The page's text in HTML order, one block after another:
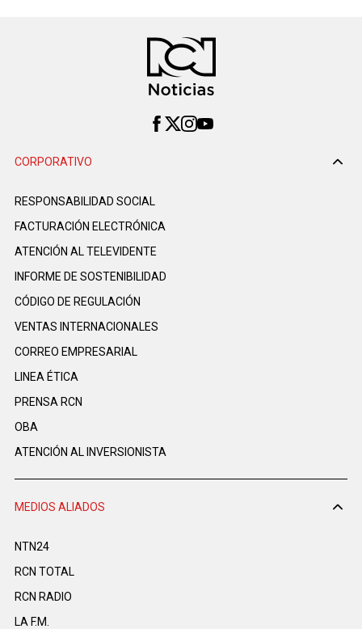
CORPORATIVO
RESPONSABILIDAD SOCIAL
FACTURACIÓN ELECTRÓNICA
ATENCIÓN AL TELEVIDENTE
INFORME DE SOSTENIBILIDAD
CÓDIGO DE REGULACIÓN
VENTAS INTERNACIONALES
CORREO EMPRESARIAL
LINEA ÉTICA
PRENSA RCN
OBA
ATENCIÓN AL INVERSIONISTA
MEDIOS ALIADOS
NTN24
RCN TOTAL
RCN RADIO
LA F.M.